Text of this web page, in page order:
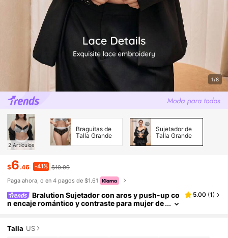
1/8
2 Artículos
Braguitas de
Talla Grande
Sujetador de
Talla Grande
$6.46 -41% $10.99
Paga ahora, o en 4 pagos de $1.61
Bralution Sujetador con aros y push-up co
n encaje romántico y contraste para mujer de
5.00 (1)
Talla US